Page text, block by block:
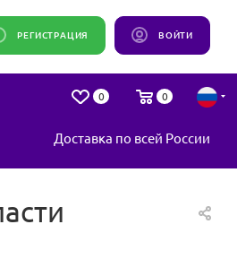
ВОЙТИ
РЕГИСТРАЦИЯ
0 0
Доставка по всей России